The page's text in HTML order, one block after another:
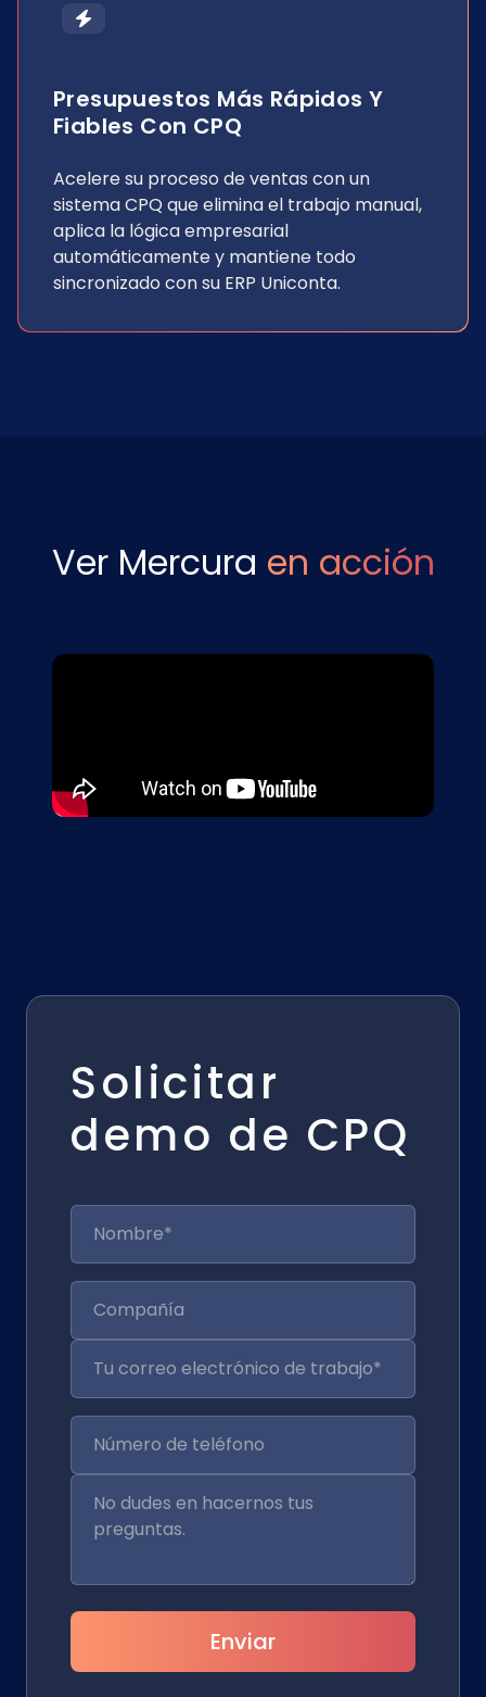
Presupuestos Más Rápidos Y
Fiables Con CPQ
Acelere su proceso de ventas con un
sistema CPQ que elimina el trabajo manual,
aplica la lógica empresarial
automáticamente y mantiene todo
sincronizado con su ERP Uniconta.
Ver Mercura en acción
Solicitar
demo de CPQ
Enviar